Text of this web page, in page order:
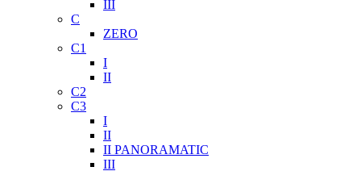
III
C
ZERO
C1
I
II
C2
C3
I
II
II PANORAMATIC
III